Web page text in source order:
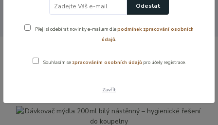
Koupelnové vybavení a doplňky
Koupelnové příslušenství
Dávkovače mýdla a mýdelníky
Dávkovač mýdla 200 ml bílý nástěnný
– hygienické řešení do koupelny
Dávkovač mýdla 200 ml bílý nástěnný –
Odeslat
Přeji si odebírat novinky e-mailem dlepodmínek zpracování osobních
údajů.
Souhlasím se zpracováním osobních údajů pro účely registrace.
Zavřít